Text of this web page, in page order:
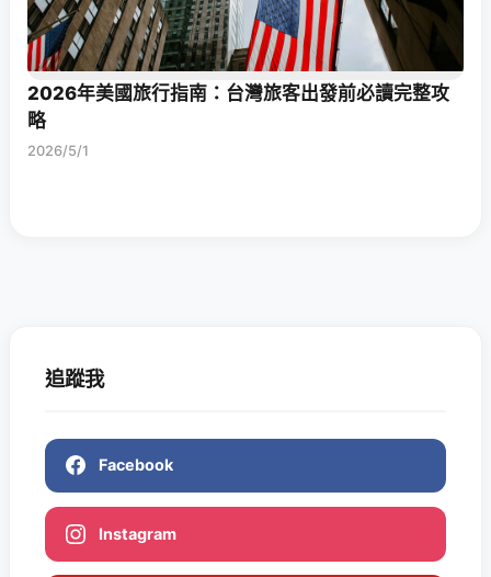
2026年美國旅行指南：台灣旅客出發前必讀完整攻
略
2026/5/1
追蹤我
Facebook
Instagram